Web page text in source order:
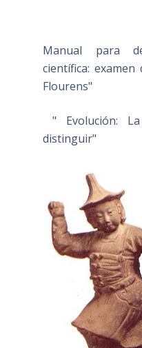
Manual para
científica:
Flourens"
" Evolución:
distinguir"